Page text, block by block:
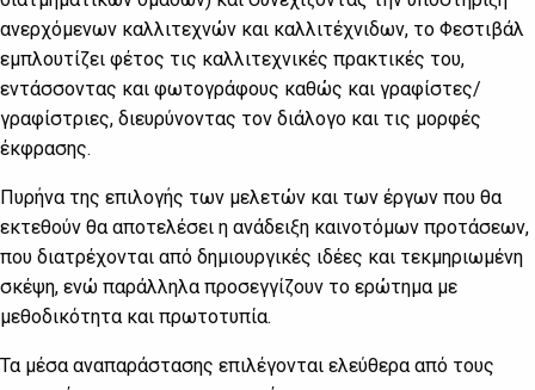
ανερχόμενων καλλιτεχνών και καλλιτέχνιδων, το Φεστιβάλ
εμπλουτίζει φέτος τις καλλιτεχνικές πρακτικές του,
εντάσσοντας και φωτογράφους καθώς και γραφίστες/
γραφίστριες, διευρύνοντας τον διάλογο και τις μορφές
έκφρασης.
Πυρήνα της επιλογής των μελετών και των έργων που θα
εκτεθούν θα αποτελέσει η ανάδειξη καινοτόμων προτάσεων,
που διατρέχονται από δημιουργικές ιδέες και τεκμηριωμένη
σκέψη, ενώ παράλληλα προσεγγίζουν το ερώτημα με
μεθοδικότητα και πρωτοτυπία.
Τα μέσα αναπαράστασης επιλέγονται ελεύθερα από τους